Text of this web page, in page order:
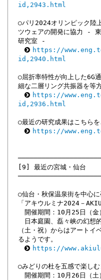
id,2943.html
○パリ2024オリンピック陸
ツウェアの開発に協力 -
研究室 -
https://
id,2940.html
○屈折率特性が向上した6G
細な二層リング共振器を等
https://
id,2936.html
○最近の研究成果はこちらを
https://
[9] 最近の宮城・仙台
○仙台・秋保温泉街を中心
「アキウルミナ2024－
開催期間：10月25日（金
日本庭園、磊々峡の幻想
（土・祝）からはアートイ
るようです。
https://
○みどりの杜を五感で楽し
開催期間：10月26日（土